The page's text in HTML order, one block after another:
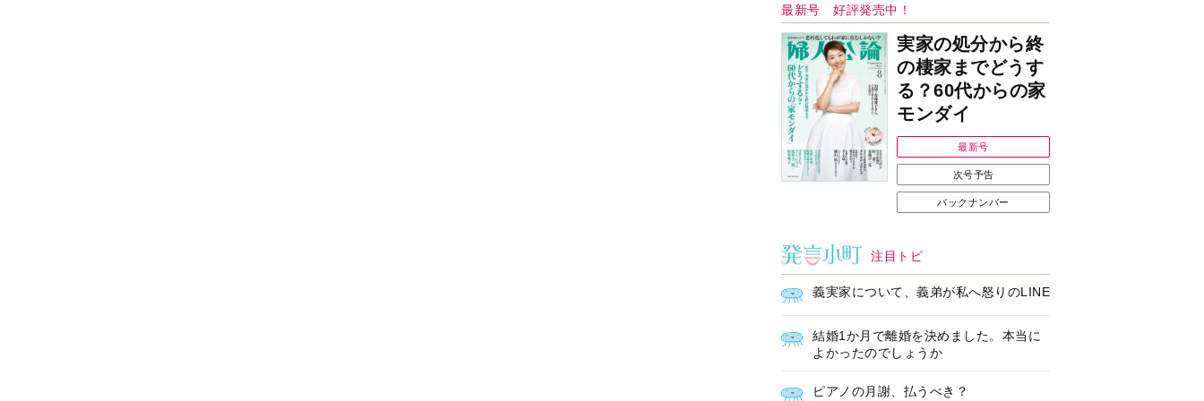
ＡＩで始める遺言を書
く前の準備セミナー開
催
耳にすっぽり！オーテ
ィコン補聴器、新しい
スタイルで All in Ear
の「オーティコン ジー
ル」を発売
トするオープンイヤー
型イヤホン「kikippa イ
ヤホン HERALBONY
モデル」発売
ージについてのお詫び
と訂正